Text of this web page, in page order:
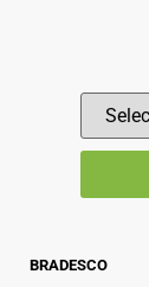
BRADESCO